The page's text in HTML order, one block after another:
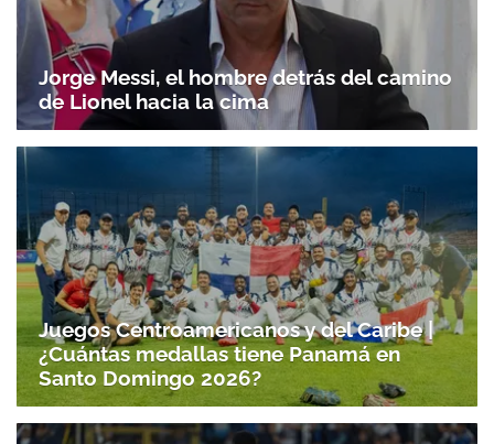
Jorge Messi, el hombre detrás del camino
de Lionel hacia la cima
Juegos Centroamericanos y del Caribe |
¿Cuántas medallas tiene Panamá en
Santo Domingo 2026?